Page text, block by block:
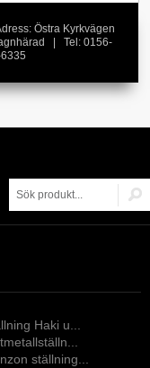
Östra Kyrkvägen
| Tel: 0156-
Haki u...
ställning...